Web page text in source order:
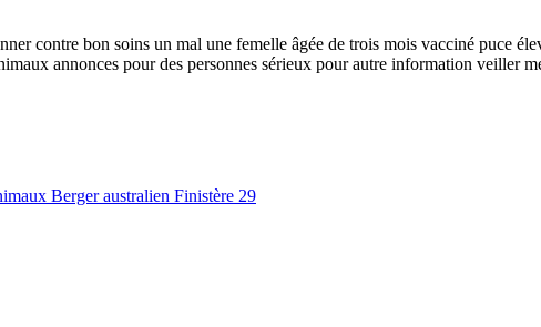
contre bon soins un mal une femelle âgée de trois mois vacciné puce
annonces pour des personnes sérieux pour autre information veiller